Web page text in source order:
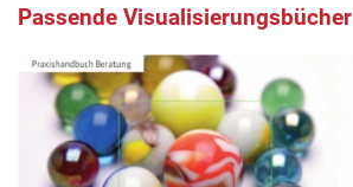
Passende Visualisierungsbücher